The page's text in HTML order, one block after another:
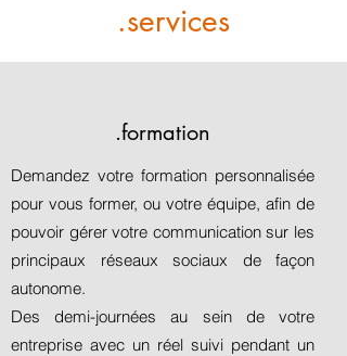
.services
.formation
Demandez votre formation personnalisée
pour vous former, ou votre équipe, afin de
pouvoir gérer votre communication sur les
principaux réseaux sociaux de façon
autonome.
Des demi-journées au sein de votre
entreprise avec un réel suivi pendant un